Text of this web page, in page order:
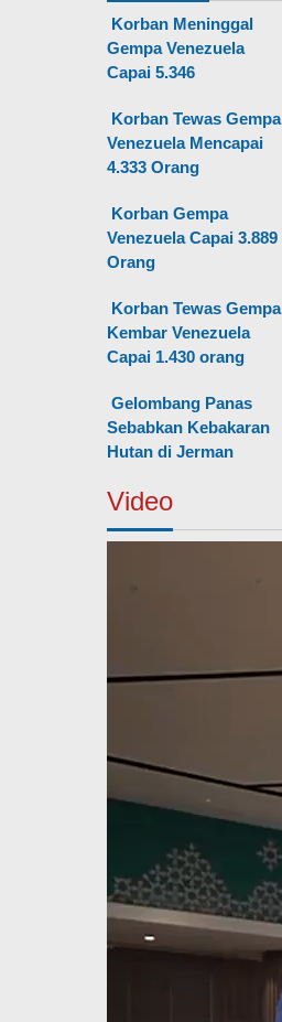
Korban Meninggal
Gempa Venezuela
Capai 5.346
Korban Tewas Gempa
Venezuela Mencapai
4.333 Orang
Korban Gempa
Venezuela Capai 3.889
Orang
Korban Tewas Gempa
Kembar Venezuela
Capai 1.430 orang
Gelombang Panas
Sebabkan Kebakaran
Hutan di Jerman
Video